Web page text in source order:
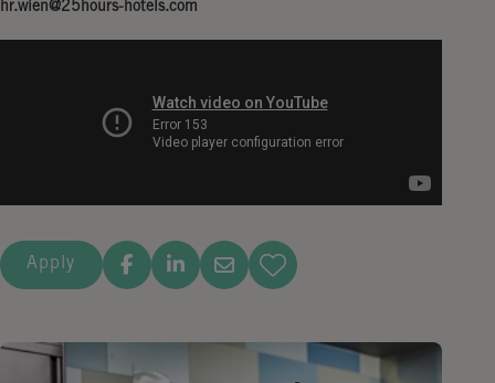
hr.wien@25hours-hotels.com
Apply